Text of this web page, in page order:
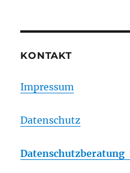
KONTAKT
Impressum
Datenschutz